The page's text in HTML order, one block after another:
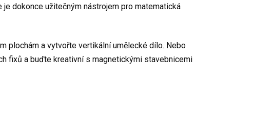
dokonce užitečným nástrojem pro matematická
plochám a vytvořte vertikální umělecké dílo. Nebo
fixů a buďte kreativní s magnetickými stavebnicemi